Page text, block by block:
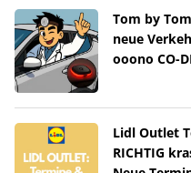
Tom by
neue
ooono CO-
Lidl Outlet
RICHTIG